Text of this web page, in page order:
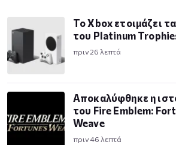
Το Xbox ετοιμάζει
του Platinum
πριν 26 λεπτά
Αποκαλύφθηκε η
του Fire Emblem:
Weave
πριν 46 λεπτά